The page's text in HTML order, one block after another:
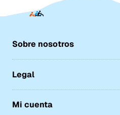
Sobre nosotros
Legal
Mi cuenta